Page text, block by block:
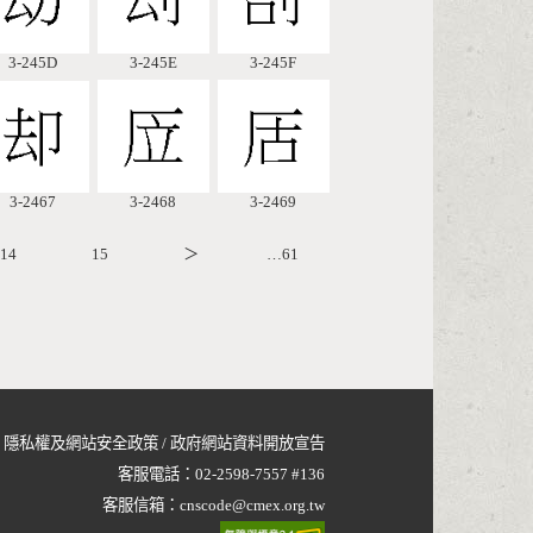
3-245D 3-245E 3-245F
3-2467 3-2468 3-2469
14 15 ＞ …61
隱私權及網站安全政策 /政府網站資料開放宣告
客服電話：02-2598-7557 #136
客服信箱：cnscode@cmex.org.tw